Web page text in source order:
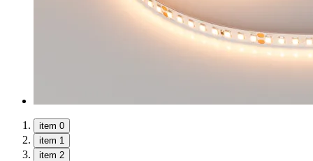
item 0
item 1
item 2